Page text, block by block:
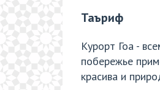
Таъриф
Курорт Гоа -
побережье
красива и